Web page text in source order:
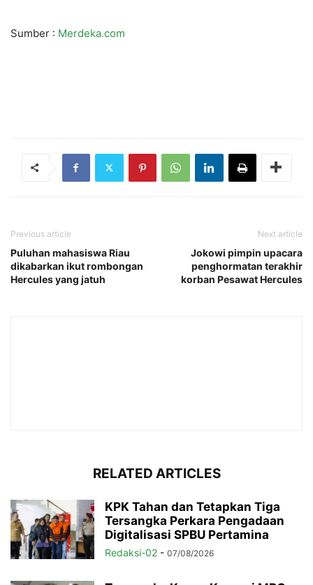
Sumber : Merdeka.com
Previous article
Puluhan mahasiswa Riau
dikabarkan ikut rombongan
Hercules yang jatuh
Next article
Jokowi pimpin upacara
penghormatan terakhir
korban Pesawat Hercules
RELATED ARTICLES
KPK Tahan dan Tetapkan Tiga
Tersangka Perkara Pengadaan
Digitalisasi SPBU Pertamina
Redaksi-02 - 07/08/2026